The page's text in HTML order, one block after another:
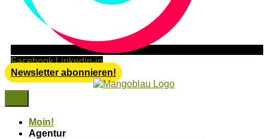
Facebook Linkedin-in
Newsletter abonnieren!
Moin!
Agentur